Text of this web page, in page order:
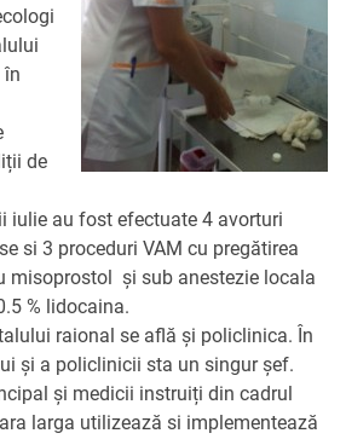
în
de
iulie au fost efectuate 4 avorturi
si 3 proceduri VAM cu pregătirea
misoprostol și sub anestezie locala
% lidocaina.
raional se află și policlinica. În
și a policlinicii sta un singur șef.
și medicii instruiți din cadrul
larga utilizează si implementează